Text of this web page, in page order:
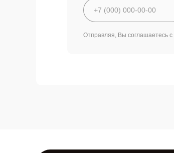
Отправляя, Вы соглашаетесь с